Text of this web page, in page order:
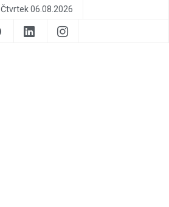
Čtvrtek 06.08.2026